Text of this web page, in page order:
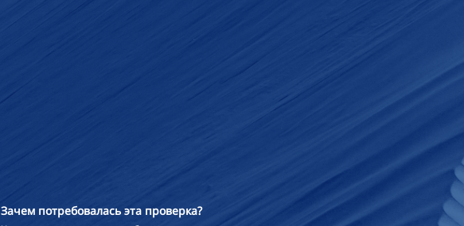
Зачем потребовалась эта проверка?